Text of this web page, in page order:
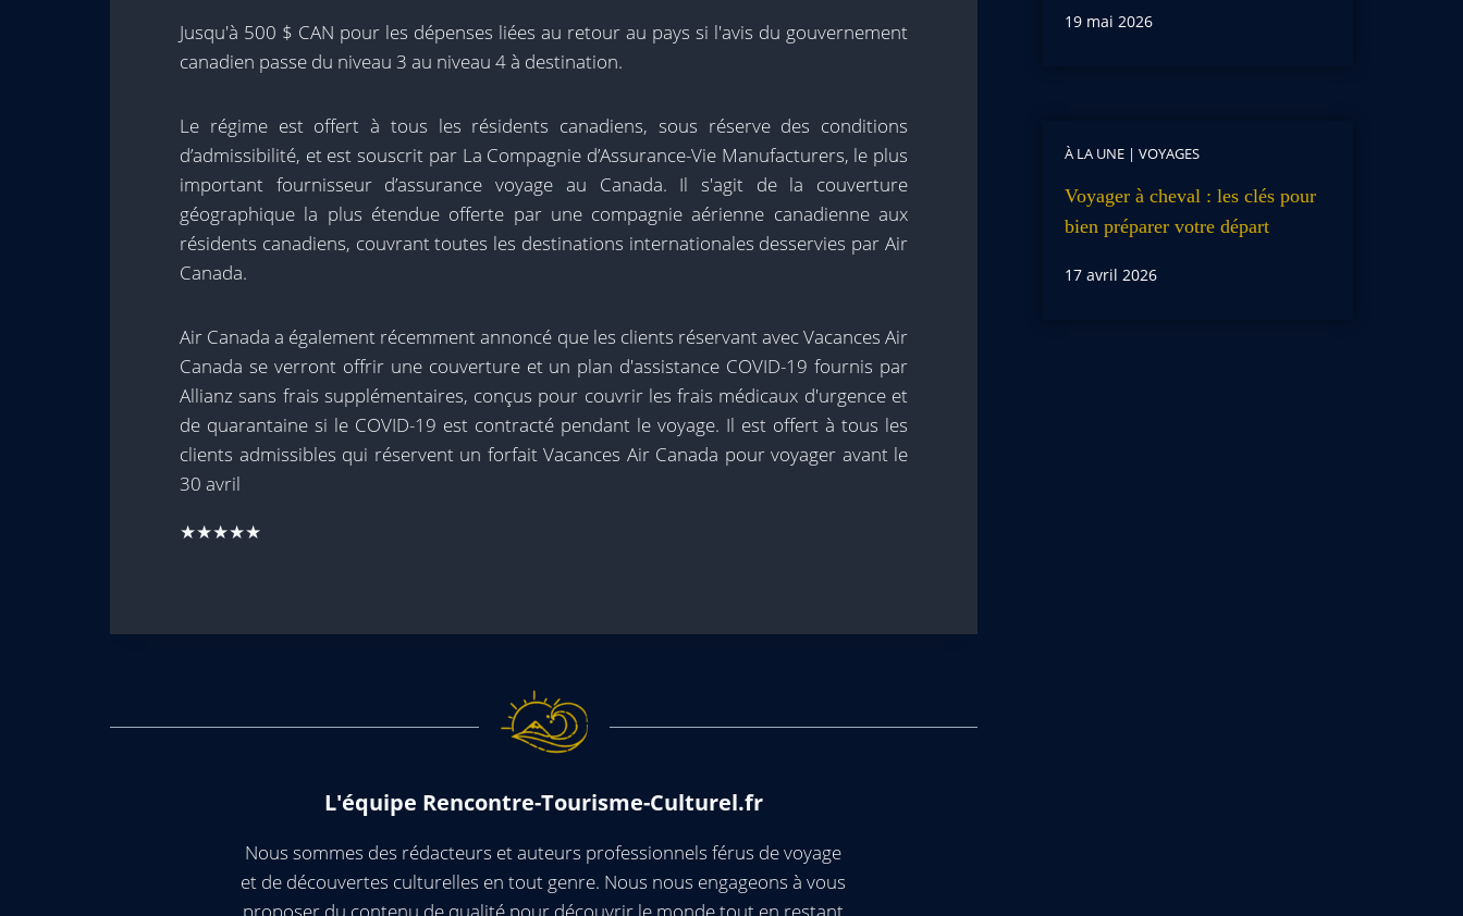
Jusqu'à 500 $ CAN pour les dépenses liées au retour au pays si l'avis du gouvernement
canadien passe du niveau 3 au niveau 4 à destination.
Le régime est offert à tous les résidents canadiens, sous réserve des conditions
d’admissibilité, et est souscrit par La Compagnie d’Assurance-Vie Manufacturers, le plus
important fournisseur d’assurance voyage au Canada. Il s'agit de la couverture
géographique la plus étendue offerte par une compagnie aérienne canadienne aux
résidents canadiens, couvrant toutes les destinations internationales desservies par Air
Canada.
Air Canada a également récemment annoncé que les clients réservant avec Vacances Air
Canada se verront offrir une couverture et un plan d'assistance COVID-19 fournis par
Allianz sans frais supplémentaires, conçus pour couvrir les frais médicaux d'urgence et
de quarantaine si le COVID-19 est contracté pendant le voyage. Il est offert à tous les
clients admissibles qui réservent un forfait Vacances Air Canada pour voyager avant le
30 avril
★★★★★
L'équipe Rencontre-Tourisme-Culturel.fr
Nous sommes des rédacteurs et auteurs professionnels férus de voyage
et de découvertes culturelles en tout genre. Nous nous engageons à vous
19 mai 2026
À LA UNE| VOYAGES
Voyager à cheval : les clés pour
bien préparer votre départ
17 avril 2026